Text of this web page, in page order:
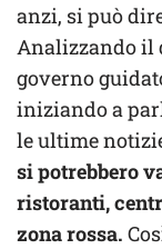
anzi, si può
Analizzando il
governo
iniziando a
le ultime
si potrebbero
ristoranti,
zona rossa.